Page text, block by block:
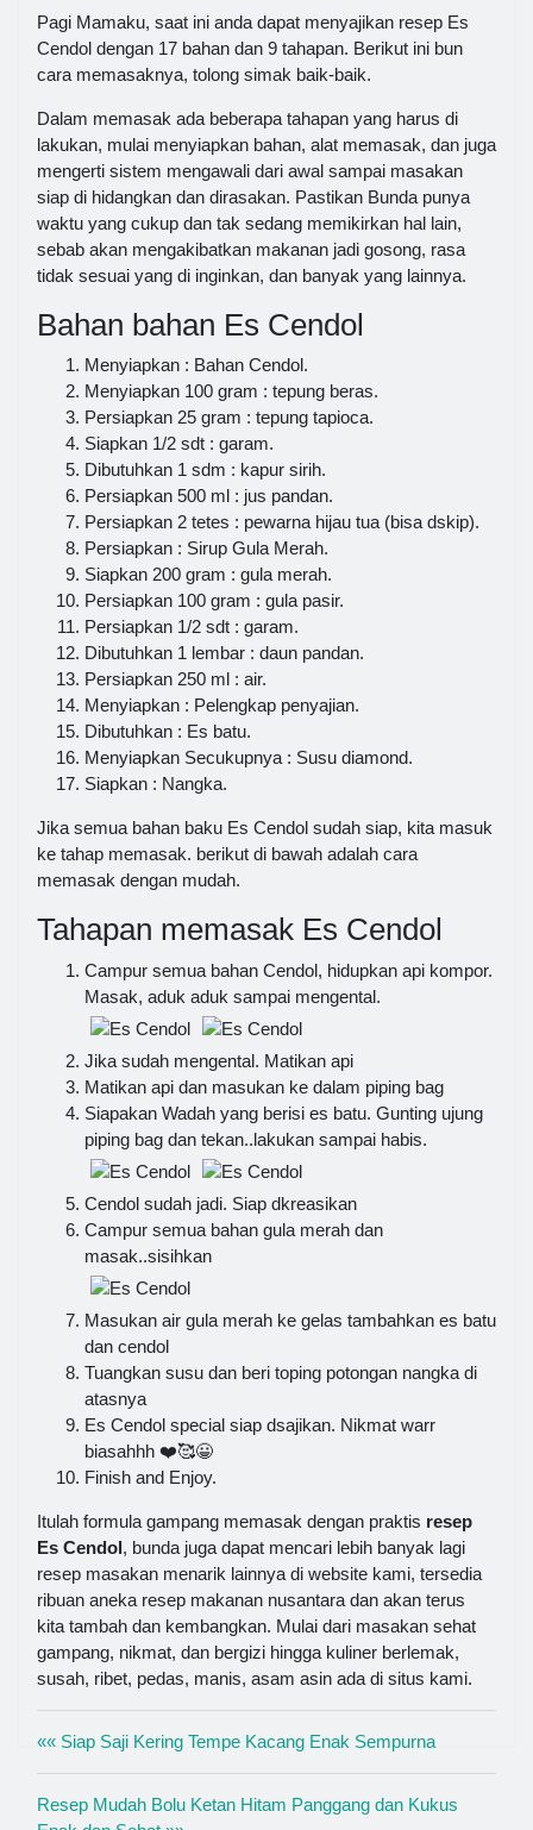
Pagi Mamaku, saat ini anda dapat menyajikan resep Es
Cendol dengan 17 bahan dan 9 tahapan. Berikut ini bun
cara memasaknya, tolong simak baik-baik.
Dalam memasak ada beberapa tahapan yang harus di
lakukan, mulai menyiapkan bahan, alat memasak, dan juga
mengerti sistem mengawali dari awal sampai masakan
siap di hidangkan dan dirasakan. Pastikan Bunda punya
waktu yang cukup dan tak sedang memikirkan hal lain,
sebab akan mengakibatkan makanan jadi gosong, rasa
tidak sesuai yang di inginkan, dan banyak yang lainnya.
Bahan bahan Es Cendol
Menyiapkan : Bahan Cendol.
Menyiapkan 100 gram : tepung beras.
Persiapkan 25 gram : tepung tapioca.
Siapkan 1/2 sdt : garam.
Dibutuhkan 1 sdm : kapur sirih.
Persiapkan 500 ml : jus pandan.
Persiapkan 2 tetes : pewarna hijau tua (bisa dskip).
Persiapkan : Sirup Gula Merah.
Siapkan 200 gram : gula merah.
Persiapkan 100 gram : gula pasir.
Persiapkan 1/2 sdt : garam.
Dibutuhkan 1 lembar : daun pandan.
Persiapkan 250 ml : air.
Menyiapkan : Pelengkap penyajian.
Dibutuhkan : Es batu.
Menyiapkan Secukupnya : Susu diamond.
Siapkan : Nangka.
Jika semua bahan baku Es Cendol sudah siap, kita masuk
ke tahap memasak. berikut di bawah adalah cara
memasak dengan mudah.
Tahapan memasak Es Cendol
Campur semua bahan Cendol, hidupkan api kompor.
Masak, aduk aduk sampai mengental.
Jika sudah mengental. Matikan api
Matikan api dan masukan ke dalam piping bag
Siapakan Wadah yang berisi es batu. Gunting ujung
piping bag dan tekan..lakukan sampai habis.
Cendol sudah jadi. Siap dkreasikan
Campur semua bahan gula merah dan
masak..sisihkan
Masukan air gula merah ke gelas tambahkan es batu
dan cendol
Tuangkan susu dan beri toping potongan nangka di
atasnya
Es Cendol special siap dsajikan. Nikmat warr
biasahhh ❤️🥰😀
Finish and Enjoy.
Itulah formula gampang memasak dengan praktis resep
Es Cendol, bunda juga dapat mencari lebih banyak lagi
resep masakan menarik lainnya di website kami, tersedia
ribuan aneka resep makanan nusantara dan akan terus
kita tambah dan kembangkan. Mulai dari masakan sehat
gampang, nikmat, dan bergizi hingga kuliner berlemak,
susah, ribet, pedas, manis, asam asin ada di situs kami.
«« Siap Saji Kering Tempe Kacang Enak Sempurna
Resep Mudah Bolu Ketan Hitam Panggang dan Kukus